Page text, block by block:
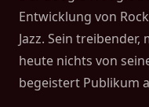
Entwicklung von
Jazz. Sein
heute nichts von
begeistert Publikum